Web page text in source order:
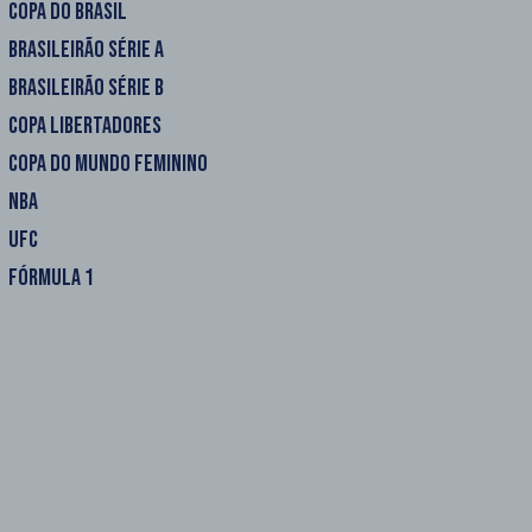
COPA DO BRASIL
BRASILEIRÃO SÉRIE A
BRASILEIRÃO SÉRIE B
COPA LIBERTADORES
COPA DO MUNDO FEMININO
NBA
UFC
FÓRMULA 1